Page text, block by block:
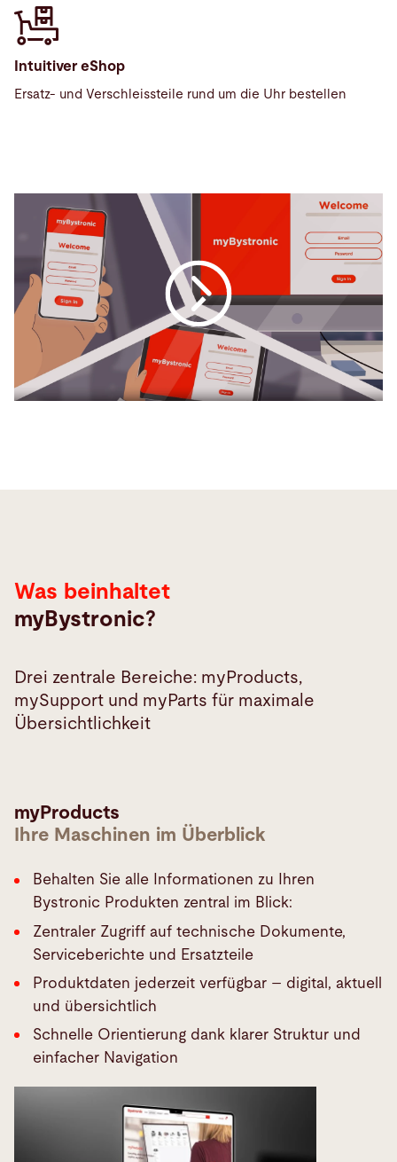
Intuitiver eShop
Ersatz- und Verschleissteile rund um die Uhr bestellen
Was beinhaltet
myBystronic?
Drei zentrale Bereiche: myProducts,
mySupport und myParts für maximale
Übersichtlichkeit
myProducts
Ihre Maschinen im Überblick
Behalten Sie alle Informationen zu Ihren
Bystronic Produkten zentral im Blick:
Zentraler Zugriff auf technische Dokumente,
Serviceberichte und Ersatzteile
Produktdaten jederzeit verfügbar – digital, aktuell
und übersichtlich
Schnelle Orientierung dank klarer Struktur und
einfacher Navigation